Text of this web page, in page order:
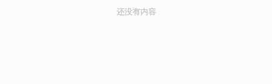
还没有内容